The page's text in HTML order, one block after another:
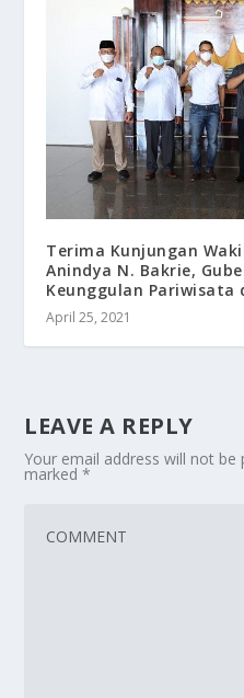
Terima Kunjungan
Anindya N. Bakrie,
Keunggulan Pariwisata
April 25, 2021
LEAVE A REPLY
Your email address will not be
marked*